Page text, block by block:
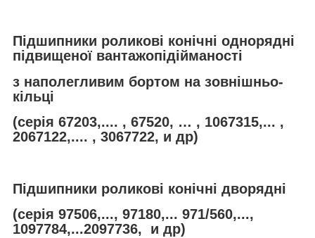
Підшипники роликові конічні однорядні
підвищеної вантажопідійманості
з наполегливим бортом на зовнішньо-
кільці
(серія 67203,.... , 67520, … , 1067315,... ,
2067122,.... , 3067722, и др)
Підшипники роликові конічні дворядні
(серія 97506,..., 97180,... 971/560,...,
1097784,...2097736, и др)